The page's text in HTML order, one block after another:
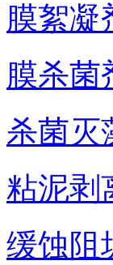
膜絮凝
膜杀菌
杀菌灭
粘泥剥
缓蚀阻